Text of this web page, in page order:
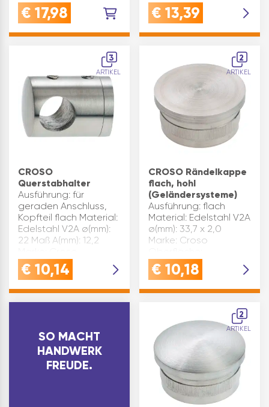
Vierkantrohr 40 x 40 x
2,0 mm, Anschluss
für Vierkantrohr 40 x
€ 17,98
geschliffen
Inhaltsangabe (ST): 1
€ 13,39
3
ARTIKEL
CROSO
Querstabhalter
Ausführung: für
geraden Anschluss,
Kopfteil flach Material:
Edelstahl V2A ø(mm):
22 Maß A(mm): 12,2
Oberfläche:
geschliffen
€ 10,14
2
ARTIKEL
CROSO Rändelkappe
flach, hohl
(Geländersysteme)
Ausführung: flach
Material: Edelstahl V2A
ø(mm): 33,7 x 2,0
Marke: Croso
geschliffen
Inhaltsangabe (ST): 1
€ 10,18
SO MACHT
HANDWERK
FREUDE.
2
ARTIKEL